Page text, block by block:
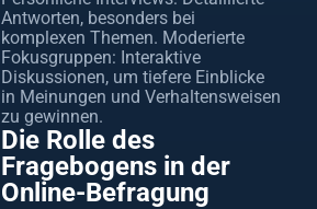
Antworten, besonders bei
komplexen Themen. Moderierte
Fokusgruppen: Interaktive
Diskussionen, um tiefere Einblicke
in Meinungen und Verhaltensweisen
zu gewinnen.
Die Rolle des
Fragebogens in der
Online-Befragung